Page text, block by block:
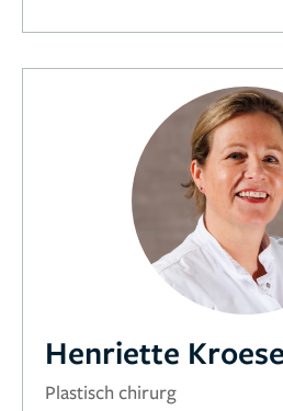
Henriette
Plastisch chirurg